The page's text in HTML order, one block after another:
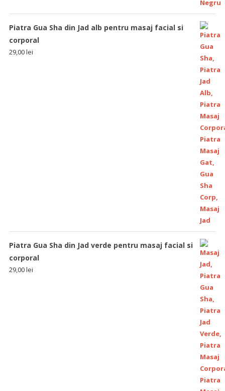
Piatra Gua Sha din Jad alb pentru masaj facial si
corporal
29,00lei
Piatra Gua Sha din Jad verde pentru masaj facial si
corporal
29,00lei